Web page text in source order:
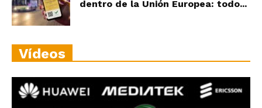
dentro de la Unión Europea: todo...
Vídeos